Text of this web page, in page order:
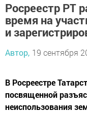
Росреестр РТ
время на
и
Автор, 19 сентября
В Росреестре
посвященной
неиспользования